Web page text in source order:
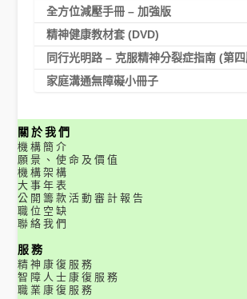
全方位減壓手冊 – 加強版
精神健康教材套 (DVD)
同行光明路 – 克服精神分裂症指南 (第
家庭溝通無障礙小冊子
關於我們
機構簡介
願景、使命及價值
機構架構
大事年表
公開籌款活動審計報告
職位空缺
聯絡我們
服務
精神康復服務
智障人士康復服務
職業康復服務